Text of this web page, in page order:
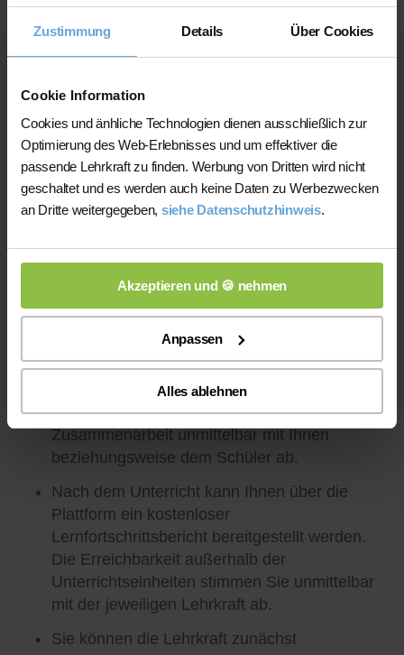
Zustimmung Details Über Cookies
Cookie Information
Cookies und änhliche Technologien dienen ausschließlich zur
Optimierung des Web-Erlebnisses und um effektiver die
passende Lehrkraft zu finden. Werbung von Dritten wird nicht
geschaltet und es werden auch keine Daten zu Werbezwecken
an Dritte weitergegeben, siehe Datenschutzhinweis.
Akzeptieren und 🍪 nehmen
Anpassen
Alles ablehnen
Nachhilfeinstituten und privater
Nachhilfe
Qualifikationsnachweise vor der
Freischaltung geprüft werden.
Nachhilfe-Team.net unterstützt Sie dabei,
möglichst schnell eine zu Ihrem Bedarf
Ausfall können Sie auf Wunsch bei der
Vermittlung einer anderen Lehrkraft
unterstützt werden.
Die Lehrkräfte gestalten und verantworten
ihren Unterricht eigenständig.
Die jeweilige Lehrkraft stimmt Lernziele,
Unterrichtsgestaltung und die weitere
Zusammenarbeit unmittelbar mit Ihnen
beziehungsweise dem Schüler ab.
Nach dem Unterricht kann Ihnen über die
Plattform ein kostenloser
Lernfortschrittsbericht bereitgestellt werden.
Die Erreichbarkeit außerhalb der
Unterrichtseinheiten stimmen Sie unmittelbar
mit der jeweiligen Lehrkraft ab.
Sie können die Lehrkraft zunächst